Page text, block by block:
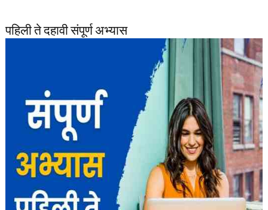
पहिली ते दहावी संपूर्ण अभ्यास